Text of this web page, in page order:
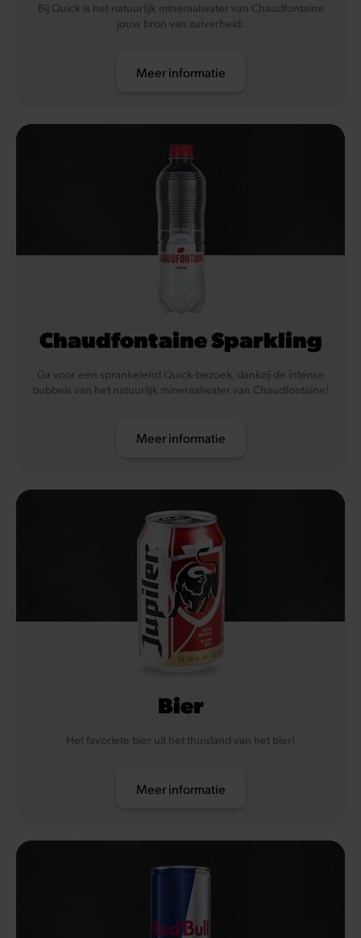
Bij Quick is het natuurlijk mineraalwater van Chaudfontaine
jouw bron van zuiverheid.
Meer informatie
Chaudfontaine Sparkling
Ga voor een sprankelend Quick-bezoek, dankzij de intense
bubbels van het natuurlijk mineraalwater van Chaudfontaine!
Meer informatie
Bier
Het favoriete bier uit het thuisland van het bier!
Meer informatie